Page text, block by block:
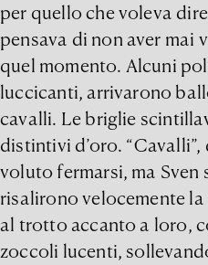
per quello che voleva
pensava di non aver mai
quel momento. Alcuni
luccicanti, arrivarono
cavalli. Le briglie
distintivi d’oro.
voluto fermarsi, ma Sven
risalirono velocemente
al trotto accanto a loro,
zoccoli lucenti,